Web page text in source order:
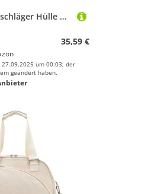
Gralara Tennisschläger Hülle mit Verstellbarem Riemen für Spieler Und Erwachsene
35,59 €
um 00:03; der
geändert haben.